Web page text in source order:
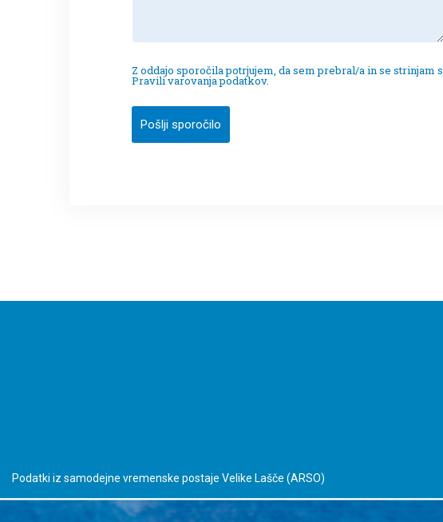
Z oddajo sporočila potrjujem, da sem prebral/a in se strinjam s
Pravili varovanja podatkov.
Pošlji sporočilo
Podatki iz samodejne vremenske postaje Velike Lašče (ARSO)